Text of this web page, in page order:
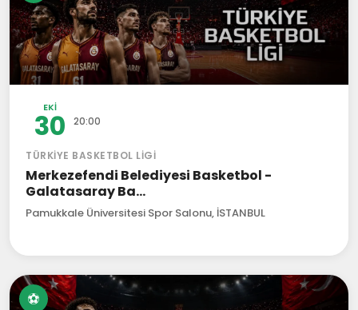
EKI
30 20:00
TÜRKIYE BASKETBOL LIGI
Merkezefendi Belediyesi Basketbol -
Galatasaray Ba...
Pamukkale Üniversitesi Spor Salonu, İSTANBUL
⚽